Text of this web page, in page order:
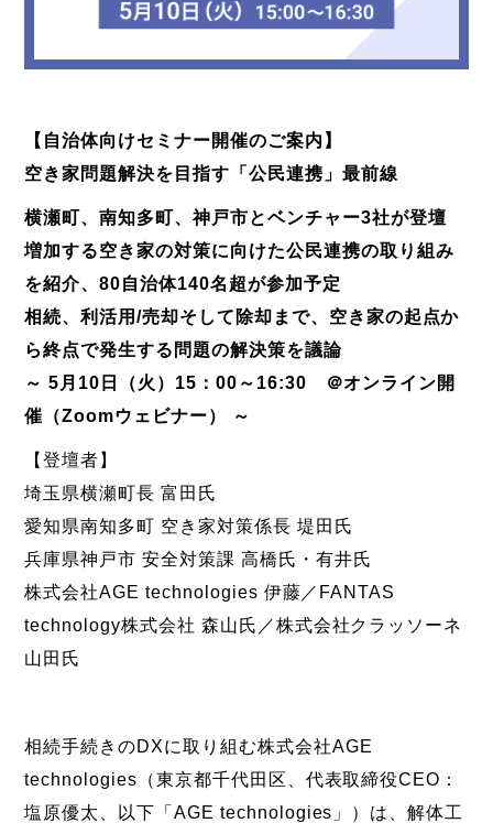
【自治体向けセミナー開催のご案内】
空き家問題解決を目指す「公民連携」最前線
横瀬町、南知多町、神戸市とベンチャー3社が登壇
増加する空き家の対策に向けた公民連携の取り組み
を紹介、80自治体140名超が参加予定
相続、利活用/売却そして除却まで、空き家の起点か
ら終点で発生する問題の解決策を議論
～ 5月10日（火）15：00～16:30 ＠オンライン開
催（Zoomウェビナー） ～
【登壇者】
埼玉県横瀬町長 富田氏
愛知県南知多町 空き家対策係長 堤田氏
兵庫県神戸市 安全対策課 高橋氏・有井氏
株式会社AGE technologies 伊藤／FANTAS
technology株式会社 森山氏／株式会社クラッソーネ
山田氏
相続手続きのDXに取り組む株式会社AGE
technologies（東京都千代田区、代表取締役CEO：
塩原優太、以下「AGE technologies」）は、解体工